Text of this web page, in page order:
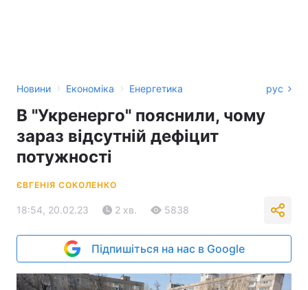
Новини › Економіка › Енергетика рус
В "Укренерго" пояснили, чому
зараз відсутній дефіцит
потужності
ЄВГЕНІЯ СОКОЛЕНКО
18:54, 20.02.23 2 хв. 5838
Підпишіться на нас в Google